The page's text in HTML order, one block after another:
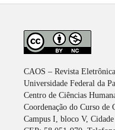
CAOS – Revista
Universidade Federal da
Centro de Ciências
Coordenação do Curso de
Campus I, bloco V,